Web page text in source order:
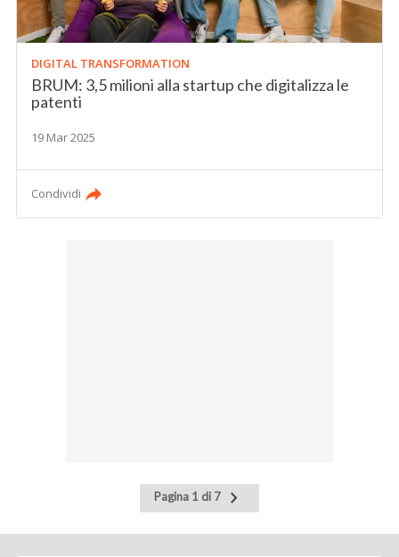
DIGITAL TRANSFORMATION
BRUM: 3,5 milioni alla startup che digitalizza le
patenti
19 Mar 2025
Condividi
Pagina 1 di 7
Pagina
successiva